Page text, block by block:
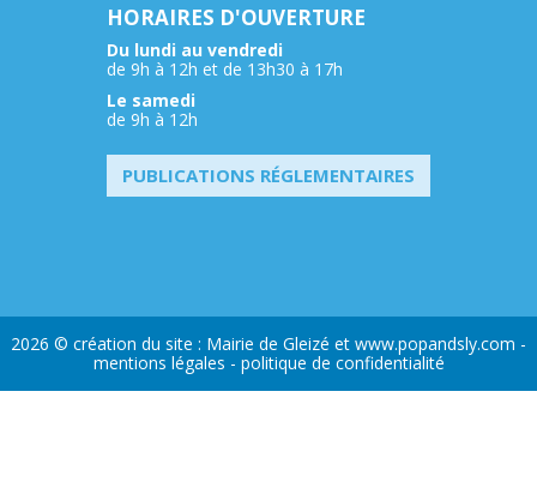
HORAIRES D'OUVERTURE
Du lundi au vendredi
de 9h à 12h et de 13h30 à 17h
Le samedi
de 9h à 12h
PUBLICATIONS RÉGLEMENTAIRES
2026 © création du site : Mairie de Gleizé et www.popandsly.com -
mentions légales - politique de confidentialité